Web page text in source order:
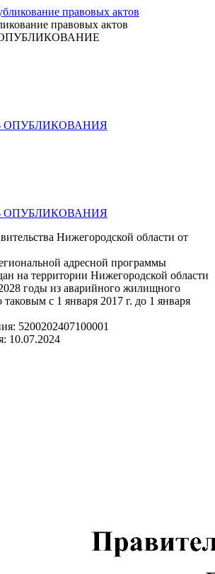
правовых актов
ОПУБЛИКОВАНИЯ
ОПУБЛИКОВАНИЯ
Нижегородской области от
адресной программы
на территории Нижегородской области
годы из аварийного жилищного
с 1 января 2017 г. до 1 января
5200202407100001
10.07.2024